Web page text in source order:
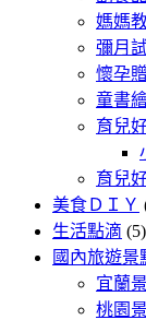
媽媽
彌月
懷孕
童書
育兒
育兒
美食ＤＩＹ
生活點滴 (5)
國內旅遊景
宜蘭
桃園